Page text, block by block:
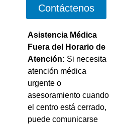
Contáctenos
Asistencia Médica
Fuera del Horario de
Atención: Si necesita
atención médica
urgente o
asesoramiento cuando
el centro está cerrado,
puede comunicarse